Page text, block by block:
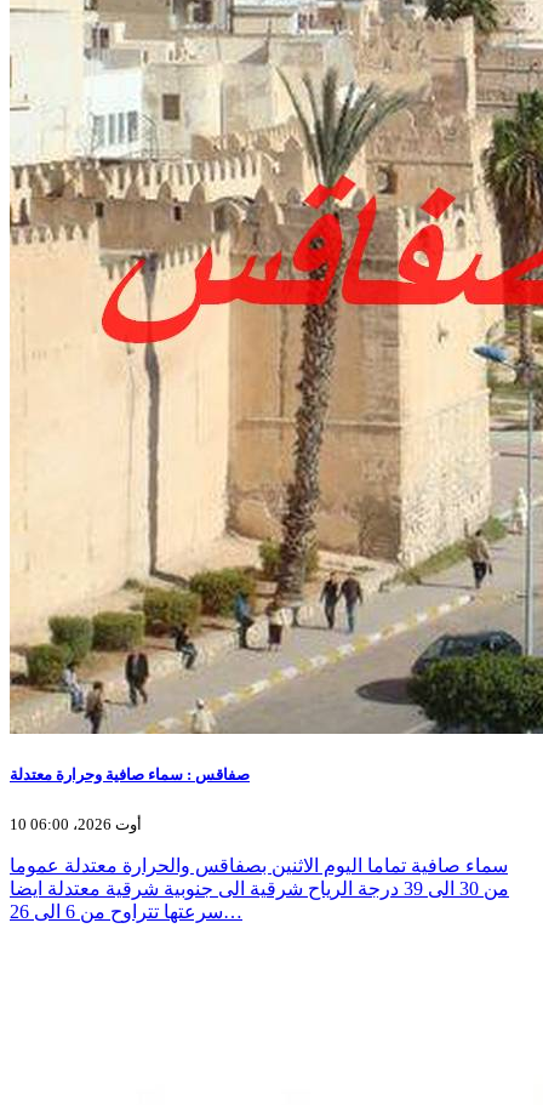
صفاقس : سماء صافية وحرارة معتدلة
10 أوت 2026، 06:00
سماء صافية تماما اليوم الاثنين بصفاقس والحرارة معتدلة عموما
من 30 الى 39 درجة الرياح شرقية الى جنوبية شرقية معتدلة ايضا
سرعتها تتراوح من 6 الى 26…